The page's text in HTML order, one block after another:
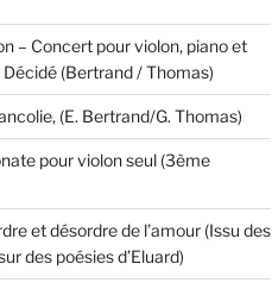
– Concert pour violon, piano et
Décidé (Bertrand / Thomas)
(E. Bertrand/G. Thomas)
pour violon seul (3ème
et désordre de l’amour (Issu des
des poésies d’Eluard)